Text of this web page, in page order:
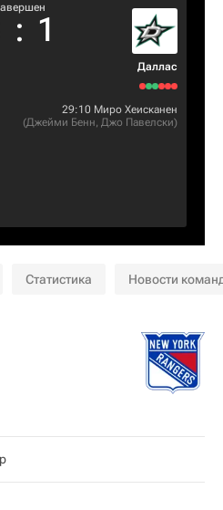
: 1
Даллас
29:10 Миро Хеисканен
(Джейми Бенн, Джо Павелски)
Статистика Новости